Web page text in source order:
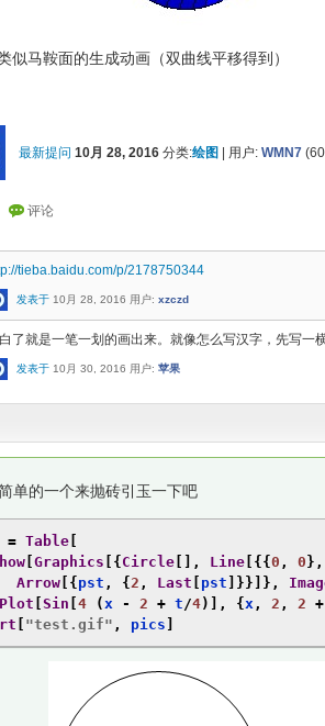
似马鞍面的生成动画（双曲线平移得到）
最新提问 10月 28, 2016 分类:绘图 用户: WMN7 (
tieba.baidu.com/p/2178750344
发表于 10月 28, 2016 用户: xzczd
了就是一笔一划的画出来。就像怎么写汉字，先写一
发表于 10月 30, 2016 用户: 苹果
单的一个来抛砖引玉一下吧
= Table
Graphics [{ Circle [], Line [{{ 0 , 0 },
Arrow [{ pst , { 2 , Last pst ]}}]},
Plot Sin 4 (x - 2 + t/4)], { x , 2 , 2 +
"test.gif" , pics